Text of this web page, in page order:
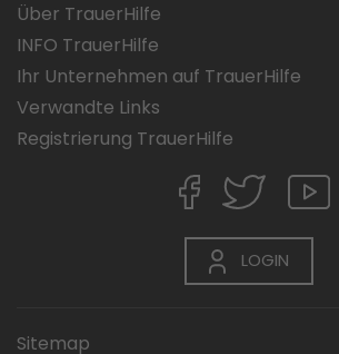
Über TrauerHilfe
INFO TrauerHilfe
Ihr Unternehmen auf TrauerHilfe
Verwandte Links
Registrierung TrauerHilfe
LOGIN
Sitemap